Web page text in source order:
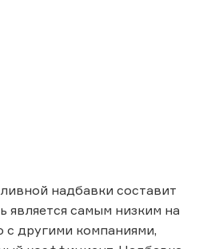
надбавки составит
является самым низким на
другими компаниями,